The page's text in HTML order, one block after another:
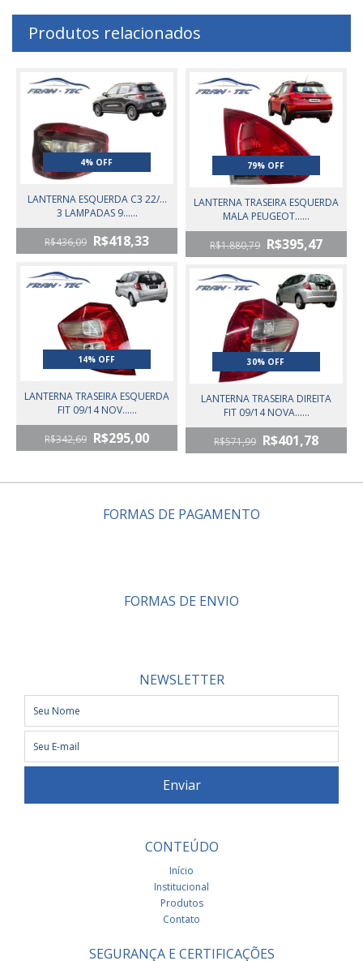
Produtos relacionados
4% OFF
LANTERNA ESQUERDA C3 22/...
3 LAMPADAS 9......
R$436,09 R$418,33
79% OFF
LANTERNA TRASEIRA ESQUERDA
MALA PEUGEOT......
R$1.880,79 R$395,47
14% OFF
LANTERNA TRASEIRA ESQUERDA
FIT 09/14 NOV......
R$342,69 R$295,00
30% OFF
LANTERNA TRASEIRA DIREITA
FIT 09/14 NOVA......
R$571,99 R$401,78
FORMAS DE PAGAMENTO
FORMAS DE ENVIO
NEWSLETTER
CONTEÚDO
Início
Institucional
Produtos
Contato
SEGURANÇA E CERTIFICAÇÕES